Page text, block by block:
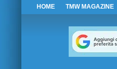
HOME TMW MAGAZINE